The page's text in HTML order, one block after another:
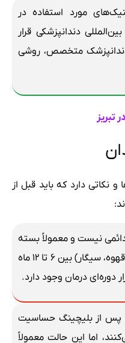
مورد استفاده در
دندانپزشکی قرار
متخصص، روشی
تبریز
نکاتی دارد که باید قبل از
نیست و معمولاً بسته
به سبک زندگی فرد (مصرف چای، قهوه، سیگار) بین ۶ تا ۱۲ ماه
دوره‌ای درمان وجود دارد.
پس از بلیچینگ حساسیت
اما این حالت معمولاً